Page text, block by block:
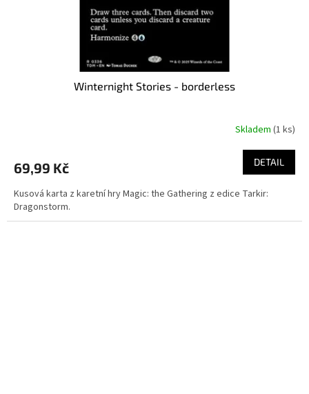
Winternight Stories - borderless
Skladem (1 ks)
69,99 Kč DETAIL
Kusová karta z karetní hry Magic: the Gathering z edice Tarkir:
Dragonstorm.